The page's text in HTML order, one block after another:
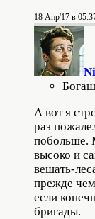
18 Апр'17 в
А вот я
раз
побольше.
высоко и
вешать-
прежде чем
если
бригады.